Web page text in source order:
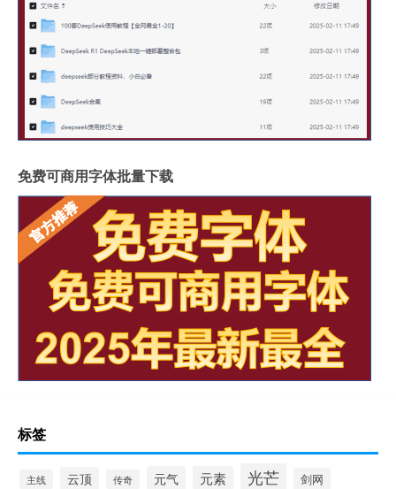
免费可商用字体批量下载
标签
主线 云顶 传奇 元气 元素 光芒 剑网